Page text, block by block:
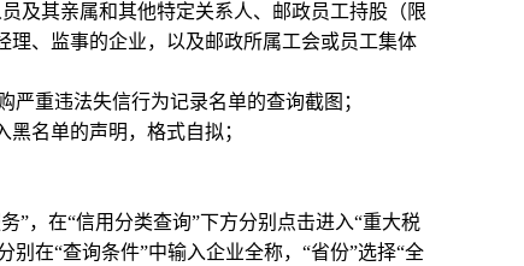
及其亲属和其他特定关系人、邮政员工持股（限
、监事的企业，以及邮政所属工会或员工集体
严重违法失信行为记录名单的查询截图；
名单的声明，格式自拟；
”，在“信用分类查询”下方分别点击进入“重大税
别在“查询条件”中输入企业全称，“省份”选择“全